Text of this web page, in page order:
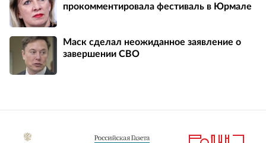
прокомментировала фестиваль в Юрмале
Маск сделал неожиданное заявление о
завершении СВО